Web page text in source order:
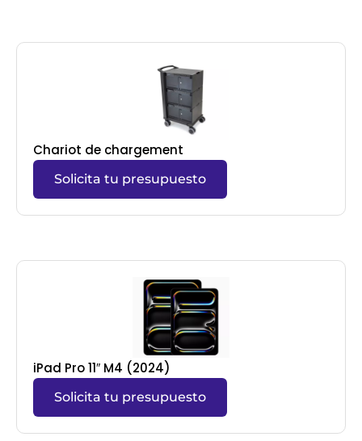
Chariot de chargement
Solicita tu presupuesto
iPad Pro 11″ M4 (2024)
Solicita tu presupuesto